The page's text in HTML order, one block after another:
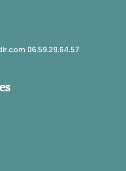
06.59.29.64.57